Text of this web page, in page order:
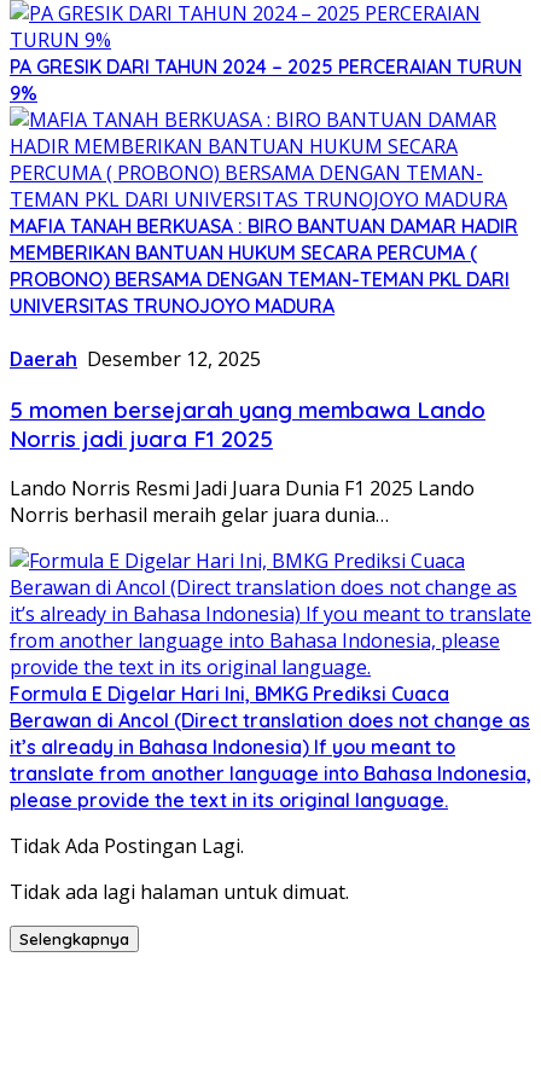
PA GRESIK DARI TAHUN 2024 – 2025 PERCERAIAN TURUN
9%
MAFIA TANAH BERKUASA : BIRO BANTUAN DAMAR HADIR
MEMBERIKAN BANTUAN HUKUM SECARA PERCUMA (
PROBONO) BERSAMA DENGAN TEMAN-TEMAN PKL DARI
UNIVERSITAS TRUNOJOYO MADURA
Daerah Desember 12, 2025
5 momen bersejarah yang membawa Lando
Norris jadi juara F1 2025
Lando Norris Resmi Jadi Juara Dunia F1 2025 Lando
Norris berhasil meraih gelar juara dunia…
Formula E Digelar Hari Ini, BMKG Prediksi Cuaca
Berawan di Ancol (Direct translation does not change as
it’s already in Bahasa Indonesia) If you meant to
translate from another language into Bahasa Indonesia,
please provide the text in its original language.
Tidak Ada Postingan Lagi.
Tidak ada lagi halaman untuk dimuat.
Selengkapnya